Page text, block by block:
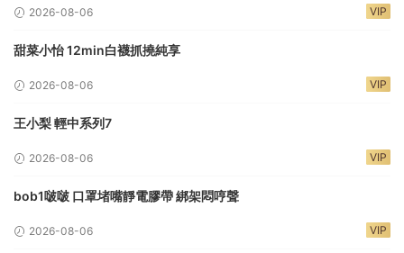
2026-08-06 VIP
甜菜小怡 12min白襪抓撓純享
2026-08-06 VIP
王小梨 輕中系列7
2026-08-06 VIP
bob1啵啵 口罩堵嘴靜電膠帶 綁架悶哼聲
2026-08-06 VIP